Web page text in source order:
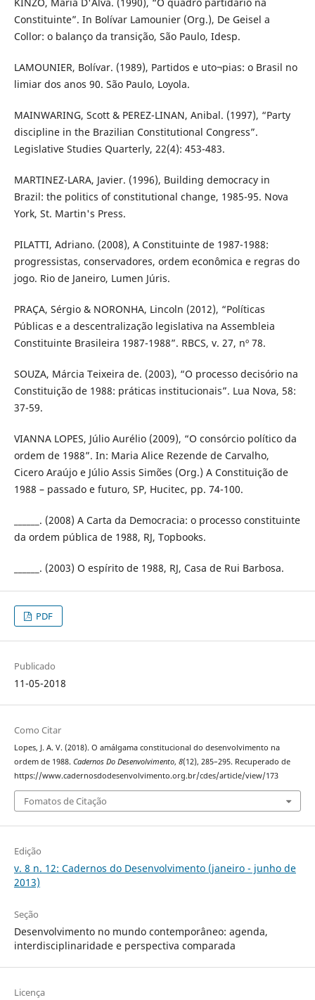
Constituinte”. In Bolívar Lamounier (Org.), De Geisel a
Collor: o balanço da transição, São Paulo, Idesp.
LAMOUNIER, Bolívar. (1989), Partidos e uto¬pias: o Brasil no
limiar dos anos 90. São Paulo, Loyola.
MAINWARING, Scott & PEREZ-LINAN, Anibal. (1997), “Party
discipline in the Brazilian Constitutional Congress”.
Legislative Studies Quarterly, 22(4): 453-483.
MARTINEZ-LARA, Javier. (1996), Building democracy in
Brazil: the politics of constitutional change, 1985-95. Nova
York, St. Martin's Press.
PILATTI, Adriano. (2008), A Constituinte de 1987-1988:
progressistas, conservadores, ordem econômica e regras do
jogo. Rio de Janeiro, Lumen Júris.
PRAÇA, Sérgio & NORONHA, Lincoln (2012), “Políticas
Públicas e a descentralização legislativa na Assembleia
Constituinte Brasileira 1987-1988”. RBCS, v. 27, nº 78.
SOUZA, Márcia Teixeira de. (2003), “O processo decisório na
Constituição de 1988: práticas institucionais”. Lua Nova, 58:
37-59.
VIANNA LOPES, Júlio Aurélio (2009), “O consórcio político da
ordem de 1988”. In: Maria Alice Rezende de Carvalho,
Cicero Araújo e Júlio Assis Simões (Org.) A Constituição de
1988 – passado e futuro, SP, Hucitec, pp. 74-100.
______. (2008) A Carta da Democracia: o processo constituinte
da ordem pública de 1988, RJ, Topbooks.
______. (2003) O espírito de 1988, RJ, Casa de Rui Barbosa.
PDF
Publicado
11-05-2018
Como Citar
Lopes, J. A. V. (2018). O amálgama constitucional do desenvolvimento na
ordem de 1988. Cadernos Do Desenvolvimento, 8(12), 285–295. Recuperado de
https://www.cadernosdodesenvolvimento.org.br/cdes/article/view/173
Fomatos de Citação
Edição
v. 8 n. 12: Cadernos do Desenvolvimento (janeiro - junho de
2013)
Seção
Desenvolvimento no mundo contemporâneo: agenda,
interdisciplinaridade e perspectiva comparada
Licença